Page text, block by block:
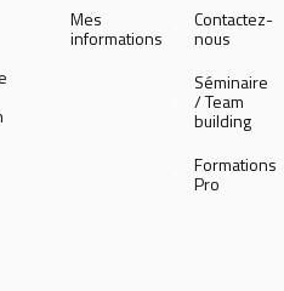
Mes
informations
Contactez-
nous
Séminaire
/ Team
building
Formations
Pro